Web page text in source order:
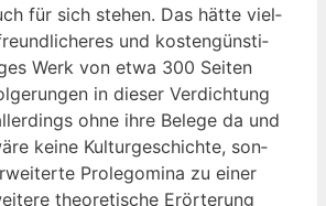
für sich ste­hen. Das hät­te viel­
und kos­ten­güns­ti­
Werk von etwa 300 Sei­ten
in die­ser Ver­dich­tung
ohne ihre Bele­ge da und
kei­ne Kul­tur­ge­schich­te, son­
Pro­le­go­mi­na zu einer
theo­re­ti­sche Erör­te­rung